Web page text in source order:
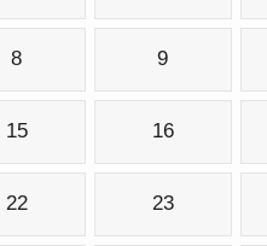
8 9
15 16
22 23